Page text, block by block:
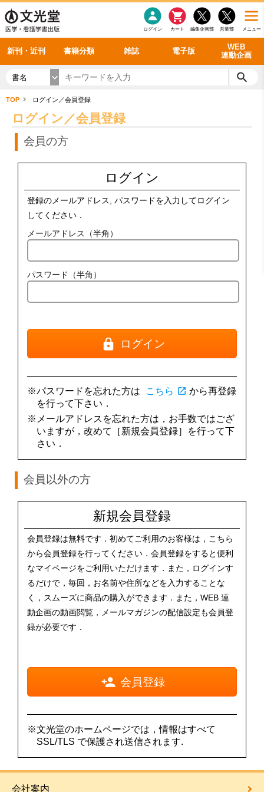
メニュー
営業部
編集企画部
カート
ログイン
新刊・近刊 書籍分類 雑誌 電子版
WEB
連動企画
感染症 老年医学
看護・介護
呼吸器
循環器
シリーズ一覧
雑誌投稿規定
理学療法
雑誌案内・年間購読 最新号 バックナンバー
電子書籍
電子雑誌
書籍「データに基づく臨床動作分析」WEB動画
書籍「眼手術学」WEB動画
書籍「神経症候学 II 改訂第二版」 WEB動画
新刊一覧
今後の発行予定
書名
TOP ログイン／会員登録
ログイン／会員登録
会員の方
ログイン
登録のメールアドレス, パスワードを入力してログイン
してください．
メールアドレス（半角）
パスワード（半角）
ログイン
※パスワードを忘れた方は こちら open_in_new から再登録
を行って下さい．
※メールアドレスを忘れた方は，お手数ではござ
いますが，改めて［新規会員登録］を行って下
さい．
会員以外の方
新規会員登録
会員登録は無料です．初めてご利用のお客様は，こちら
から会員登録を行ってください．会員登録をすると便利
なマイページをご利用いただけます．また，ログインす
るだけで，毎回，お名前や住所などを入力することな
く，スムーズに商品の購入ができます．また，WEB 連
動企画の動画閲覧，メールマガジンの配信設定も会員登
録が必要です．
会員登録
※文光堂のホームページでは，情報はすべて
SSL/TLS で保護され送信されます.
会社案内